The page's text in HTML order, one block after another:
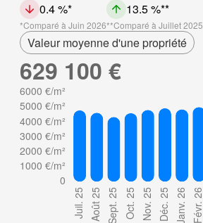
0.4 %
Comparé à Juin 2026
13.5 %
Comparé à Juillet 2025
Valeur moyenne d'une propriété
629 100 €